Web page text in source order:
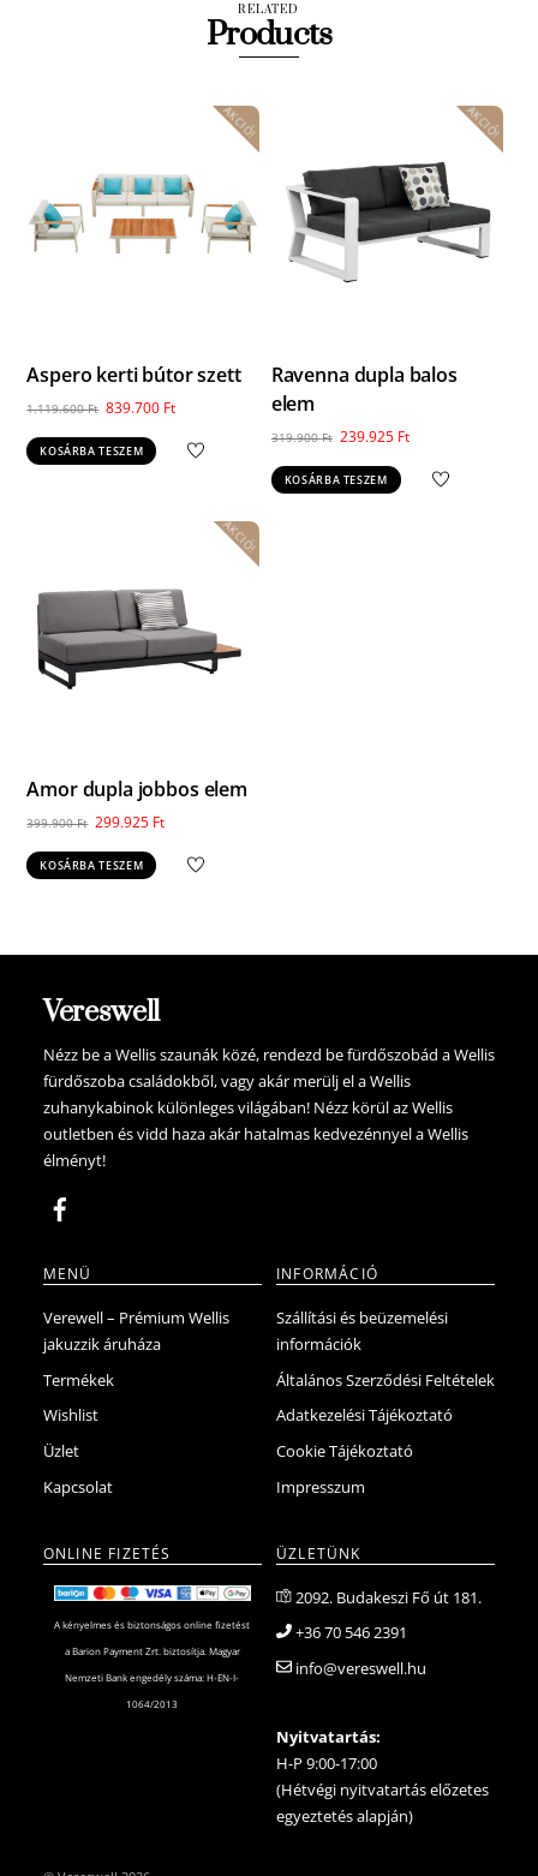
RELATED
Products
AKCIÓ!
Aspero kerti bútor szett
1.119.600Ft Original
price
was:
839.700 FtCurrent
KOSÁRBA TESZEM
AKCIÓ!
Ravenna dupla balos
elem
319.900Ft Original
price
was:
239.925 FtCurrent
KOSÁRBA TESZEM
AKCIÓ!
Amor dupla jobbos elem
399.900Ft Original
price
was:
299.925 FtCurrent
KOSÁRBA TESZEM
Vereswell
Nézz be a Wellis szaunák közé, rendezd be fürdőszobád a Wellis
fürdőszoba családokből, vagy akár merülj el a Wellis
zuhanykabinok különleges világában! Nézz körül az Wellis
outletben és vidd haza akár hatalmas kedvezénnyel a Wellis
élményt!
MENÜ
Verewell – Prémium Wellis
jakuzzik áruháza
Termékek
Wishlist
Üzlet
Kapcsolat
INFORMÁCIÓ
Szállítási és beüzemelési
információk
Általános Szerződési Feltételek
Adatkezelési Tájékoztató
Cookie Tájékoztató
Impresszum
ONLINE FIZETÉS
A kényelmes és biztonságos online fizetést
a Barion Payment Zrt. biztosítja. Magyar
Nemzeti Bank engedély száma: H-EN-I-
1064/2013
ÜZLETÜNK
2092. Budakeszi Fő út 181.
+36 70 546 2391
info@vereswell.hu
Nyitvatartás:
H-P 9:00-17:00
(Hétvégi nyitvatartás előzetes
egyeztetés alapján)